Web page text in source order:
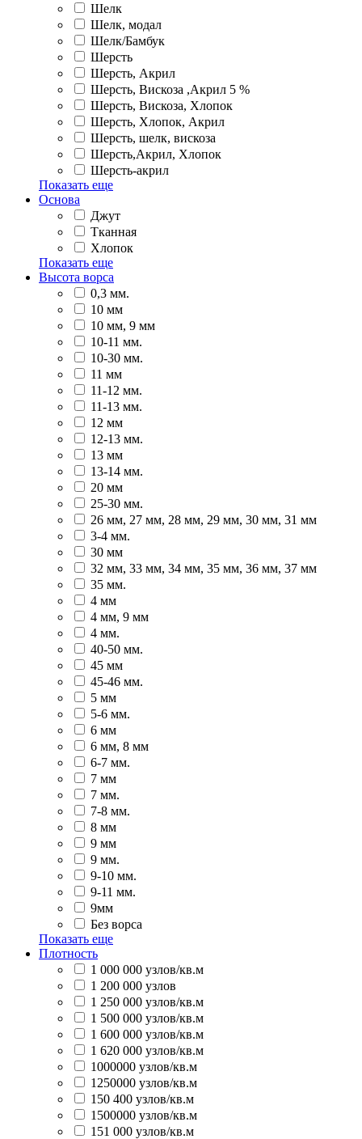
Шелк
Шелк, модал
Шелк/Бамбук
Шерсть
Шерсть, Акрил
Шерсть, Вискоза ,Акрил 5 %
Шерсть, Вискоза, Хлопок
Шерсть, Хлопок, Акрил
Шерсть, шелк, вискоза
Шерсть,Акрил, Хлопок
Шерсть-акрил
Показать еще
Основа
Джут
Тканная
Хлопок
Показать еще
Высота ворса
0,3 мм.
10 мм
10 мм, 9 мм
10-11 мм.
10-30 мм.
11 мм
11-12 мм.
11-13 мм.
12 мм
12-13 мм.
13 мм
13-14 мм.
20 мм
25-30 мм.
26 мм, 27 мм, 28 мм, 29 мм, 30 мм, 31 мм
3-4 мм.
30 мм
32 мм, 33 мм, 34 мм, 35 мм, 36 мм, 37 мм
35 мм.
4 мм
4 мм, 9 мм
4 мм.
40-50 мм.
45 мм
45-46 мм.
5 мм
5-6 мм.
6 мм
6 мм, 8 мм
6-7 мм.
7 мм
7 мм.
7-8 мм.
8 мм
9 мм
9 мм.
9-10 мм.
9-11 мм.
9мм
Без ворса
Показать еще
Плотность
1 000 000 узлов/кв.м
1 200 000 узлов
1 250 000 узлов/кв.м
1 500 000 узлов/кв.м
1 600 000 узлов/кв.м
1 620 000 узлов/кв.м
1000000 узлов/кв.м
1250000 узлов/кв.м
150 400 узлов/кв.м
1500000 узлов/кв.м
151 000 узлов/кв.м